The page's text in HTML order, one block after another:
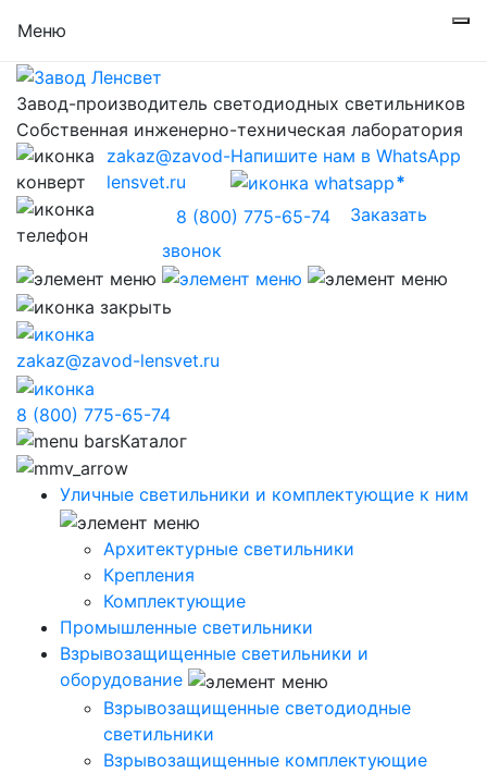
Меню
Завод-производитель светодиодных светильников
Собственная инженерно-техническая лаборатория
zakaz@zavod-
lensvet.ru
Напишите нам в WhatsApp
8 (800) 775-65-74
Заказать
звонок
zakaz@zavod-lensvet.ru
8 (800) 775-65-74
Каталог
Уличные светильники и комплектующие к ним
Архитектурные светильники
Крепления
Комплектующие
Промышленные светильники
Взрывозащищенные светильники и
оборудование
Взрывозащищенные светодиодные
светильники
Взрывозащищенные комплектующие